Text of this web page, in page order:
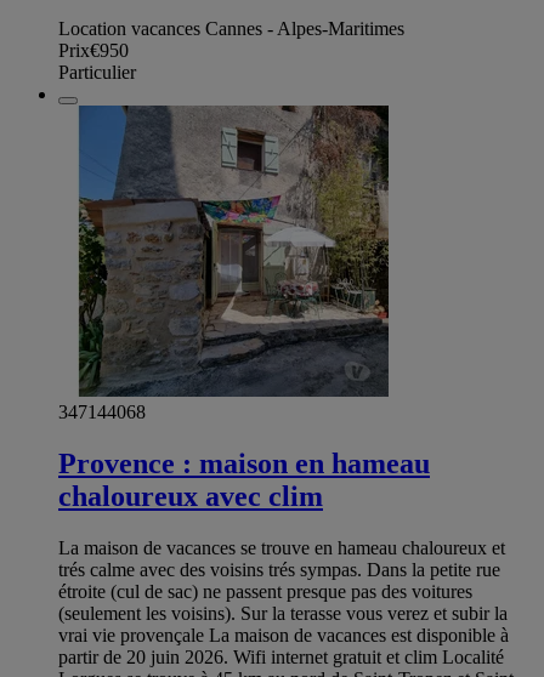
Location vacances Cannes - Alpes-Maritimes
Prix€950
Particulier
347144068
Provence : maison en hameau
chaloureux avec clim
La maison de vacances se trouve en hameau chaloureux et
trés calme avec des voisins trés sympas. Dans la petite rue
étroite (cul de sac) ne passent presque pas des voitures
(seulement les voisins). Sur la terasse vous verez et subir la
vrai vie provençale La maison de vacances est disponible à
partir de 20 juin 2026. Wifi internet gratuit et clim Localité